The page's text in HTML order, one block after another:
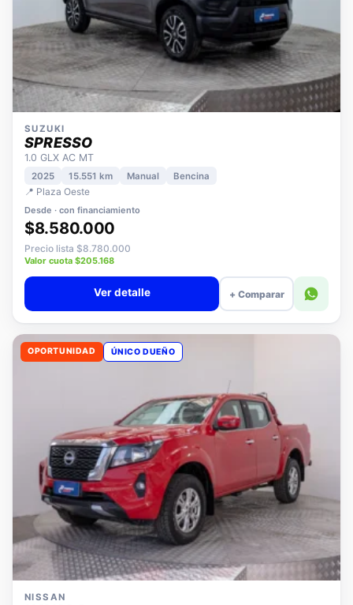
SUZUKI
SPRESSO
1.0 GLX AC MT
2025 15.551 km
📍 Plaza Oeste
Desde · con financiamiento
$8.580.000
Precio lista $8.780.000
Valor cuota $205.168
+ Comparar
OPORTUNIDAD